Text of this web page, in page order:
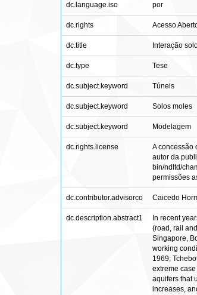
dc.language.iso por
dc.rights Acesso
dc.title Interação
dc.type Tese
dc.subject.keyword Túneis
dc.subject.keyword Solos moles
dc.subject.keyword Modelagem
dc.rights.license
A concessão
autor da
bin/ndltd/
permissões
dc.contributor.advisorco Caicedo
dc.description.abstract1
In recent
(road, rail
Singapore,
working
1969;
extreme
aquifers that
increases,